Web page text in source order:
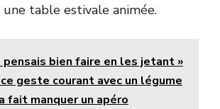
table estivale animée.
pensais bien faire en les jetant »
geste courant avec un légume
fait manquer un apéro